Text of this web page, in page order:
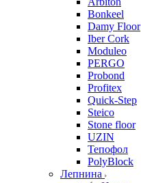
Bonkeel
Damy Floor
Iber Cork
Moduleo
PERGO
Probond
Profitex
Quick-Step
Steico
Stone floor
UZIN
Тепофол
PolyBlock
Лепнина